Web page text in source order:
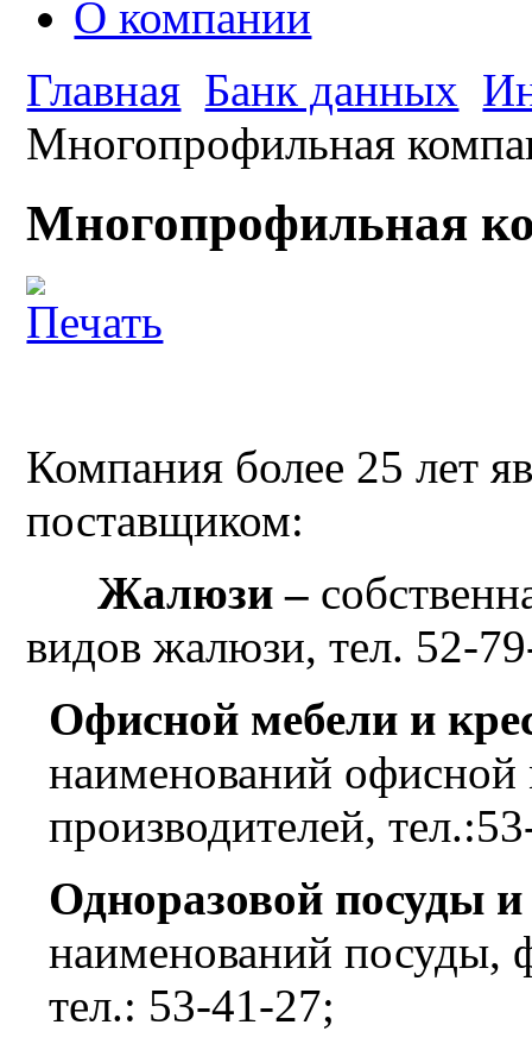
О компании
Главная Банк данных
Многопрофильная
Многопрофильная
Компания более 25 лет
поставщиком:
Жалюзи –
видов жалюзи, тел. 52-
Офисной мебели и
наименований офисной
производителей,
Одноразовой посуды
наименований посуды,
тел.: 53-41-27;